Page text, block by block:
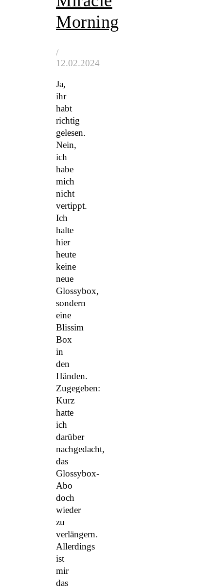
Morning
/
12.02.2024
Ja,
ihr
habt
richtig
gelesen.
Nein,
ich
habe
mich
nicht
vertippt.
Ich
halte
hier
heute
keine
neue
Glossybox,
sondern
eine
Blissim
Box
in
den
Händen.
Zugegeben:
Kurz
hatte
ich
darüber
nachgedacht,
das
Glossybox-
Abo
doch
wieder
zu
verlängern.
Allerdings
ist
mir
das